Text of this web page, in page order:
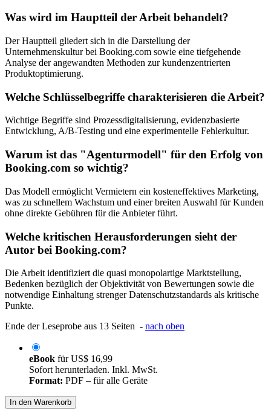
Was wird im Hauptteil der Arbeit behandelt?
Der Hauptteil gliedert sich in die Darstellung der
Unternehmenskultur bei Booking.com sowie eine tiefgehende
Analyse der angewandten Methoden zur kundenzentrierten
Produktoptimierung.
Welche Schlüsselbegriffe charakterisieren die Arbeit?
Wichtige Begriffe sind Prozessdigitalisierung, evidenzbasierte
Entwicklung, A/B-Testing und eine experimentelle Fehlerkultur.
Warum ist das "Agenturmodell" für den Erfolg von
Booking.com so wichtig?
Das Modell ermöglicht Vermietern ein kosteneffektives Marketing,
was zu schnellem Wachstum und einer breiten Auswahl für Kunden
ohne direkte Gebühren für die Anbieter führt.
Welche kritischen Herausforderungen sieht der
Autor bei Booking.com?
Die Arbeit identifiziert die quasi monopolartige Marktstellung,
Bedenken bezüglich der Objektivität von Bewertungen sowie die
notwendige Einhaltung strenger Datenschutzstandards als kritische
Punkte.
Ende der Leseprobe aus 13 Seiten - nach oben
eBook fürUS$ 16,99
Sofort herunterladen. Inkl. MwSt.
Format: PDF – für alle Geräte
In den Warenkorb